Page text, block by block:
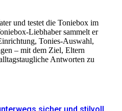
und testet die Toniebox im
Liebhaber sammelt er
Tonies-Auswahl,
– mit dem Ziel, Eltern
Antworten zu